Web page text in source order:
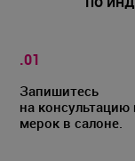
.01
Запишитесь
на консультацию
мерок в салоне.